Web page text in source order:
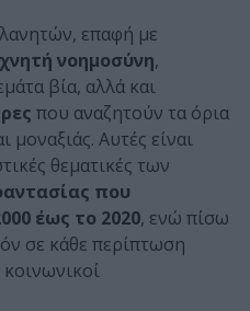
επαφή με
νοημοσύνη,
βία, αλλά και
που αναζητούν τα όρια
Αυτές είναι
θεματικές των
που
έως το 2020, ενώ πίσω
σε κάθε περίπτωση